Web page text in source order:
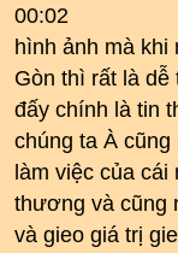
00:02
hình ảnh mà
Gòn thì rất là
đấy chính là tin
chúng ta À
làm việc của
thương và cũng
và gieo giá trị